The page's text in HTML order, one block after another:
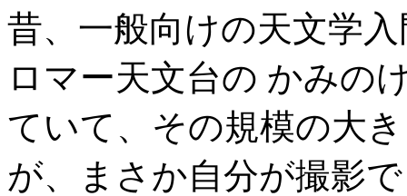
昔、一般向けの天文学
ロマー天文台の かみの
ていて、その規模の大
が、まさか自分が撮影